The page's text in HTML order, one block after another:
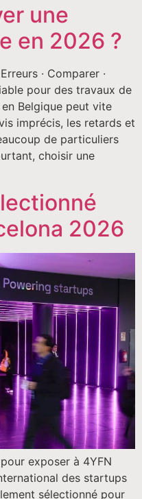
une
en 2026 ?
· Comparer ·
pour des travaux de
Belgique peut vite
imprécis, les retards et
de particuliers
choisir une
2026
exposer à 4YFN
des startups
sélectionné pour